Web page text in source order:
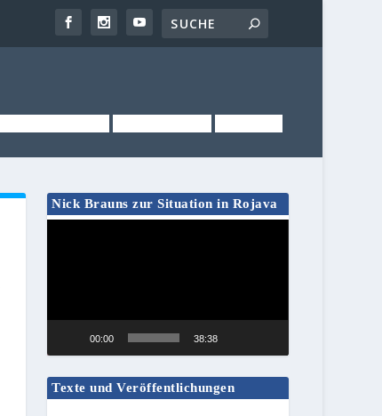
Nick Brauns zur Situation in Rojava
00:00 38:38
Texte und Veröffentlichungen